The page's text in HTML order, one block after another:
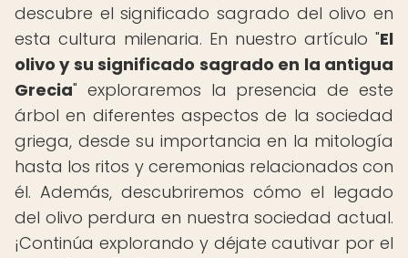
descubre el significado sagrado del olivo en
esta cultura milenaria. En nuestro artículo "El
olivo y su significado sagrado en la antigua
Grecia" exploraremos la presencia de este
árbol en diferentes aspectos de la sociedad
griega, desde su importancia en la mitología
hasta los ritos y ceremonias relacionados con
él. Además, descubriremos cómo el legado
del olivo perdura en nuestra sociedad actual.
¡Continúa explorando y déjate cautivar por el